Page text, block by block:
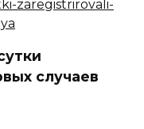
случаев